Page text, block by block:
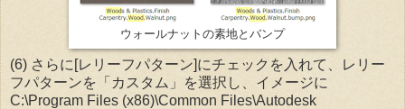
ウォールナットの素地とバンプ
(6) さらに[レリーフパターン]にチェックを入れて、レリー
フパターンを「カスタム」を選択し、イメージに
C:\Program Files (x86)\Common Files\Autodesk